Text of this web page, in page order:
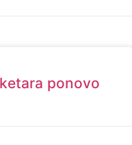
ponovo